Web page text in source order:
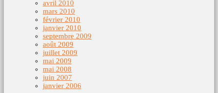
avril 2010
mars 2010
février 2010
janvier 2010
septembre 2009
août 2009
juillet 2009
mai 2009
mai 2008
juin 2007
janvier 2006